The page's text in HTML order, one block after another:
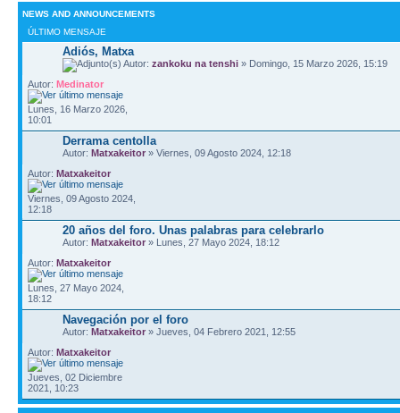
NEWS AND ANNOUNCEMENTS
ÚLTIMO MENSAJE
Adiós, Matxa
Autor: zankoku na tenshi » Domingo, 15 Marzo 2026, 15:19
Autor: Medinator
Lunes, 16 Marzo 2026,
10:01
Derrama centolla
Autor: Matxakeitor » Viernes, 09 Agosto 2024, 12:18
Autor: Matxakeitor
Viernes, 09 Agosto 2024,
12:18
20 años del foro. Unas palabras para celebrarlo
Autor: Matxakeitor » Lunes, 27 Mayo 2024, 18:12
Autor: Matxakeitor
Lunes, 27 Mayo 2024,
18:12
Navegación por el foro
Autor: Matxakeitor » Jueves, 04 Febrero 2021, 12:55
Autor: Matxakeitor
Jueves, 02 Diciembre
2021, 10:23